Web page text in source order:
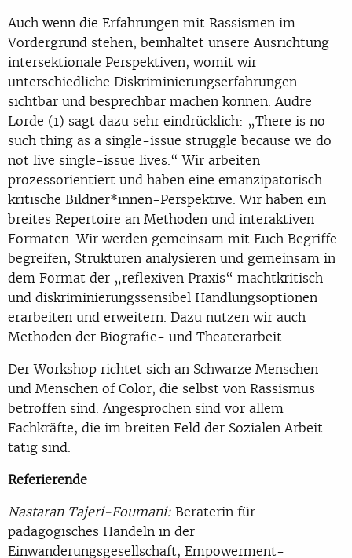
Auch wenn die Erfahrungen mit Rassismen im
Vordergrund stehen, beinhaltet unsere Ausrichtung
intersektionale Perspektiven, womit wir
unterschiedliche Diskriminierungserfahrungen
sichtbar und besprechbar machen können. Audre
Lorde (1) sagt dazu sehr eindrücklich: „There is no
such thing as a single-issue struggle because we do
not live single-issue lives.“ Wir arbeiten
prozessorientiert und haben eine emanzipatorisch-
kritische Bildner*innen-Perspektive. Wir haben ein
breites Repertoire an Methoden und interaktiven
Formaten. Wir werden gemeinsam mit Euch Begriffe
begreifen, Strukturen analysieren und gemeinsam in
dem Format der „reflexiven Praxis“ machtkritisch
und diskriminierungssensibel Handlungsoptionen
erarbeiten und erweitern. Dazu nutzen wir auch
Methoden der Biografie- und Theaterarbeit.
Der Workshop richtet sich an Schwarze Menschen
und Menschen of Color, die selbst von Rassismus
betroffen sind. Angesprochen sind vor allem
Fachkräfte, die im breiten Feld der Sozialen Arbeit
tätig sind.
Referierende
Nastaran Tajeri-Foumani: Beraterin für
pädagogisches Handeln in der
Einwanderungsgesellschaft, Empowerment-